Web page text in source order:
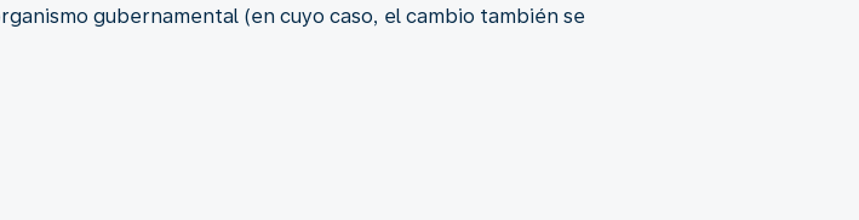
gubernamental (en cuyo caso, el cambio también se